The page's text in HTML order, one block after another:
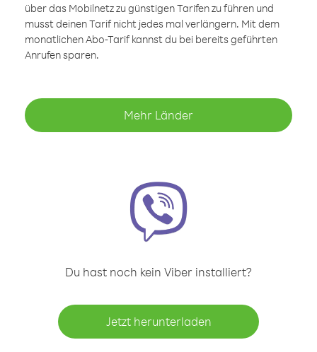
über das Mobilnetz zu günstigen Tarifen zu führen und
musst deinen Tarif nicht jedes mal verlängern. Mit dem
monatlichen Abo-Tarif kannst du bei bereits geführten
Anrufen sparen.
Mehr Länder
Du hast noch kein Viber installiert?
Jetzt herunterladen